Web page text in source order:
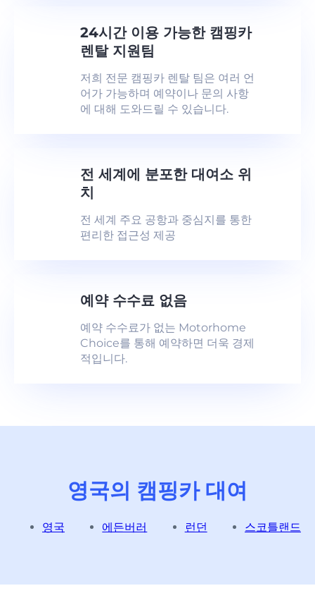
24시간 이용 가능한 캠핑카
렌탈 지원팀
저희 전문 캠핑카 렌탈 팀은 여러 언
어가 가능하며 예약이나 문의 사항
에 대해 도와드릴 수 있습니다.
전 세계에 분포한 대여소 위
치
전 세계 주요 공항과 중심지를 통한
편리한 접근성 제공
예약 수수료 없음
예약 수수료가 없는 Motorhome
Choice를 통해 예약하면 더욱 경제
적입니다.
영국의 캠핑카 대여
영국 에든버러 런던 스코틀랜드